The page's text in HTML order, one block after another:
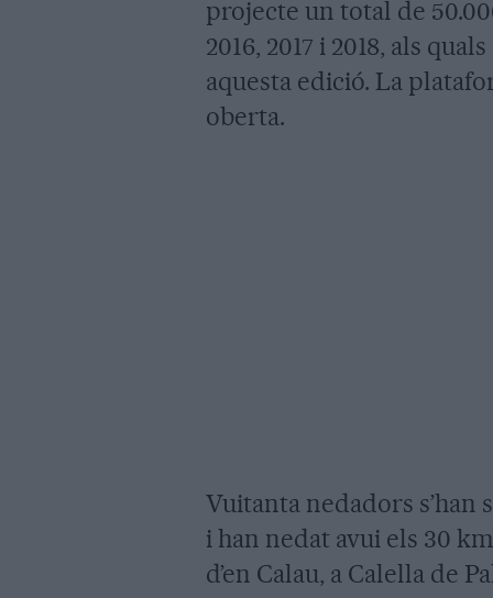
projecte un total de
2016, 2017 i 2018, als
aquesta edició. La
oberta.
Vuitanta nedadors
i han nedat avui els 30
d’en Calau, a Calella de